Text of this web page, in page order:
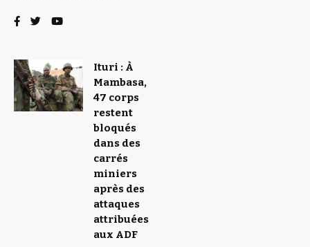
Ituri : À
Mambasa,
47 corps
restent
bloqués
dans des
carrés
miniers
après des
attaques
attribuées
aux ADF